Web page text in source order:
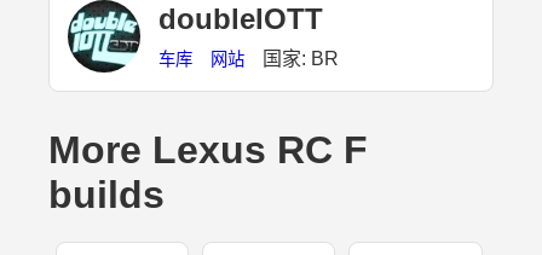
doubleIOTT
车库 网站 国家: BR
More Lexus RC F
builds